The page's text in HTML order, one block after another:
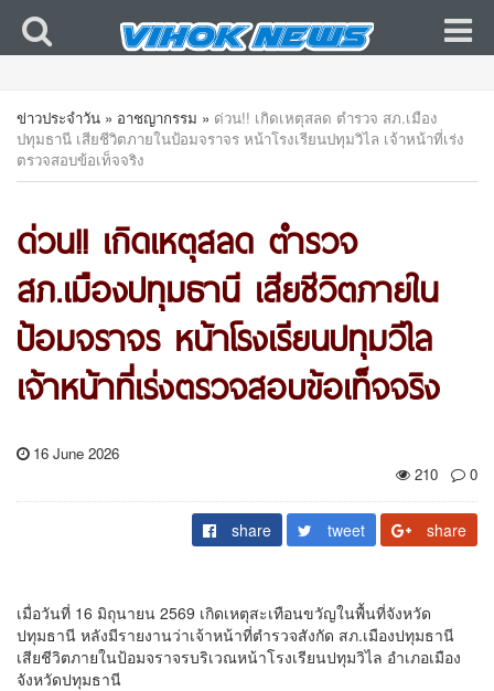
ข่าวประจำวัน » อาชญากรรม » ด่วน!! เกิดเหตุสลด ตำรวจ สภ.เมือง
ปทุมธานี เสียชีวิตภายในป้อมจราจร หน้าโรงเรียนปทุมวิไล เจ้าหน้าที่เร่ง
ตรวจสอบข้อเท็จจริง
ด่วน!! เกิดเหตุสลด ตำรวจ
สภ.เมืองปทุมธานี เสียชีวิตภายใน
ป้อมจราจร หน้าโรงเรียนปทุมวิไล
เจ้าหน้าที่เร่งตรวจสอบข้อเท็จจริง
16 June 2026
210
0
share tweet share
เมื่อวันที่ 16 มิถุนายน 2569 เกิดเหตุสะเทือนขวัญในพื้นที่จังหวัด
ปทุมธานี หลังมีรายงานว่าเจ้าหน้าที่ตำรวจสังกัด สภ.เมืองปทุมธานี
เสียชีวิตภายในป้อมจราจรบริเวณหน้าโรงเรียนปทุมวิไล อำเภอเมือง
จังหวัดปทุมธานี